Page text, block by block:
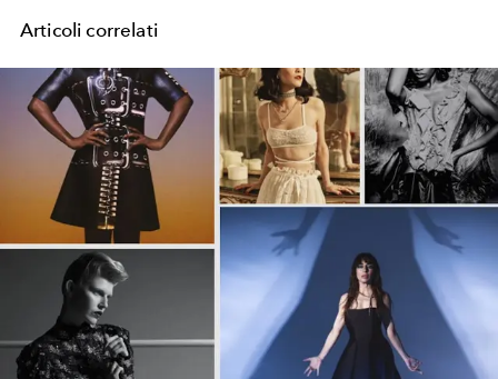
Articoli correlati